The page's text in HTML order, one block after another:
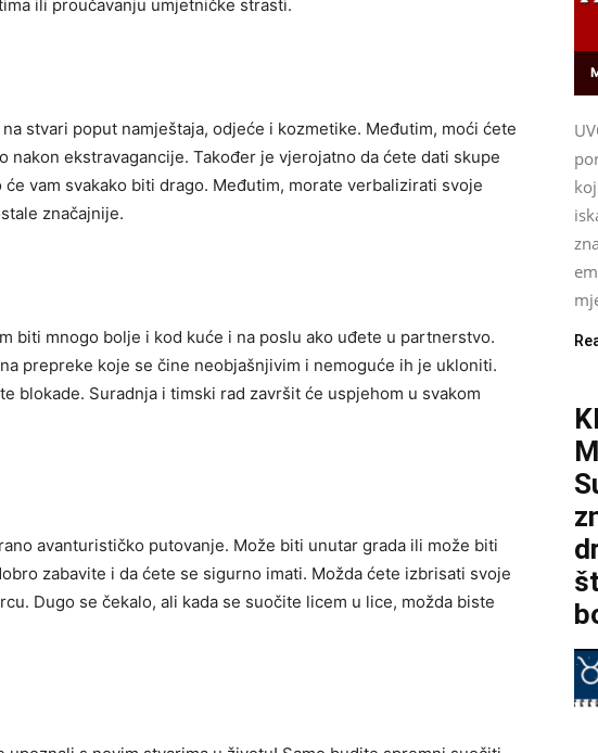
ili proučavanju umjetničke strasti.
stvari poput namještaja, odjeće i kozmetike. Međutim, moći ćete
nakon ekstravagancije. Također je vjerojatno da ćete dati skupe
vam svakako biti drago. Međutim, morate verbalizirati svoje
značajnije.
biti mnogo bolje i kod kuće i na poslu ako uđete u partnerstvo.
prepreke koje se čine neobjašnjivim i nemoguće ih je ukloniti.
blokade. Suradnja i timski rad završit će uspjehom u svakom
avanturističko putovanje. Može biti unutar grada ili može biti
zabavite i da ćete se sigurno imati. Možda ćete izbrisati svoje
Dugo se čekalo, ali kada se suočite licem u lice, možda biste